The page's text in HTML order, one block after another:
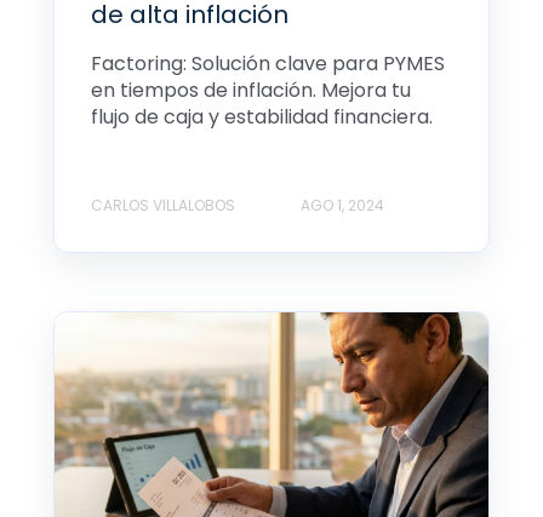
de alta inflación
Factoring: Solución clave para PYMES
en tiempos de inflación. Mejora tu
flujo de caja y estabilidad financiera.
CARLOS VILLALOBOS AGO 1, 2024